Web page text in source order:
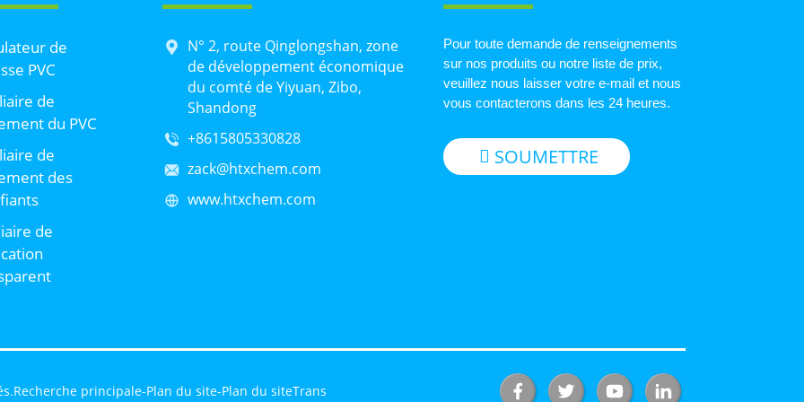
de
PVC
de
du PVC
de
des
de
N° 2, route Qinglongshan, zone
de développement économique
du comté de Yiyuan, Zibo,
Shandong
+8615805330828
zack@htxchem.com
www.htxchem.com
Pour toute demande de renseignements
sur nos produits ou notre liste de prix,
veuillez nous laisser votre e-mail et nous
vous contacterons dans les 24 heures.
SOUMETTRE
Recherche principale-Plan du site-Plan du siteTrans